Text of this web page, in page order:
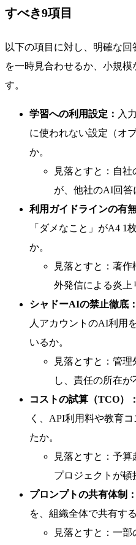
すべき9項目
以下の項目に対し、明確な
を一時見合わせるか、小規
す。
学習への利用設定： 入
に使われない設定（オ
か。
見落とすと：自
が、他社のAI回答
利用ガイドラインの有無
「ダメなこと」がA4 1
か。
見落とすと：著
外発信による炎上
シャドーAIの禁止徹底：
人アカウントのAI利用
いるか。
見落とすと：管
し、責任の所在が
コストの試算（TCO）：
く、API利用料や教育
たか。
見落とすと：予
プロジェクトが頓
プロンプトの共有体制：
を、組織全体で共有す
見落とすと：一